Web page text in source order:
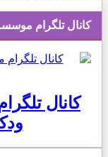
کانال تلگرام
کانال